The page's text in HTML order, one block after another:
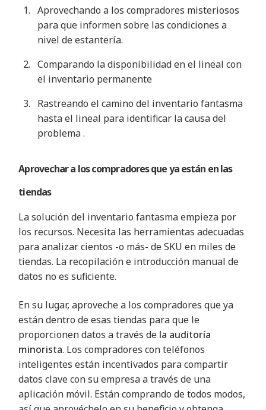
Aprovechando a los compradores misteriosos
para que informen sobre las condicionesa
nivel de estantería.
Comparando la disponibilidad en el lineal con
el inventario permanente
Rastreando el camino del inventario fantasma
hasta el lineal para identificar la causa del
problema.
Aprovechar a los compradores que ya están enlas
tiendas
La solución del inventario fantasma empieza por
los recursos. Necesita las herramientas adecuadas
para analizar cientos -o más- de SKU en miles de
tiendas. La recopilación e introducción manual de
datos no es suficiente.
En su lugar, aproveche a los compradores que ya
están dentro de esas tiendas para que le
proporcionen datos a través de la auditoría
minorista. Los compradores con teléfonos
inteligentes están incentivados para compartir
datos clave con su empresa a través de una
aplicación móvil. Están comprando de todos modos,